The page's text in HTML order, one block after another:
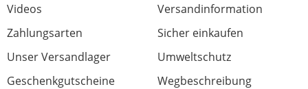
Top Mikrofon
Bewertung von: am29.4.20
Sehr gutes und innovatives Mikrofon.
Videos
Versandinformation
Zahlungsarten
Sicher einkaufen
Unser Versandlager
Umweltschutz
Geschenkgutscheine
Wegbeschreibung